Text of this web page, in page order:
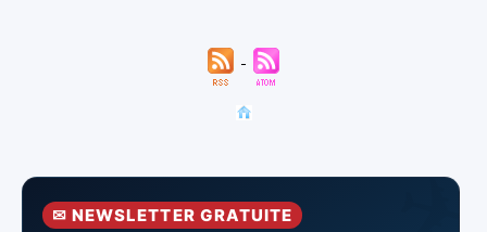
✉ NEWSLETTER GRATUITE